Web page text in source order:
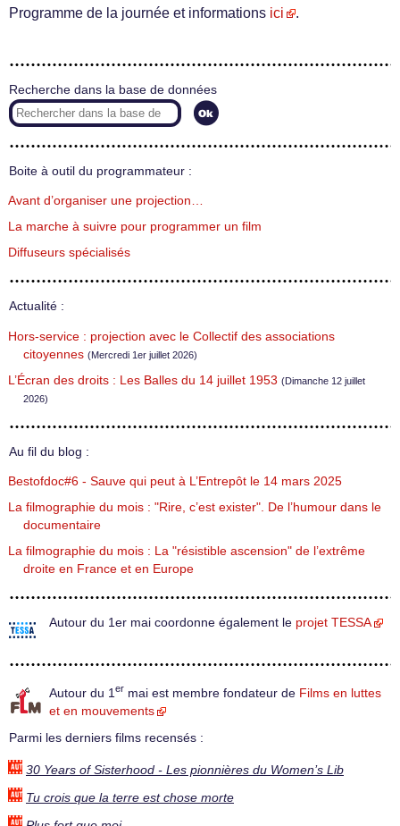
Programme de la journée et informations ici .
Recherche dans la base de données
Boite à outil du programmateur :
Avant d’organiser une projection…
La marche à suivre pour programmer un film
Diffuseurs spécialisés
Actualité :
Hors-service : projection avec le Collectif des associations
citoyennes (Mercredi 1er juillet 2026)
L’Écran des droits : Les Balles du 14 juillet 1953 (Dimanche 12 juillet
2026)
Au fil du blog :
Bestofdoc#6 - Sauve qui peut à L’Entrepôt le 14 mars 2025
La filmographie du mois : "Rire, c’est exister". De l’humour dans le
documentaire
La filmographie du mois : La "résistible ascension" de l’extrême
droite en France et en Europe
Autour du 1er mai coordonne également le projet TESSA
Autour du 1 er mai est membre fondateur de Films en luttes
et en mouvements
Parmi les derniers films recensés :
30 Years of Sisterhood - Les pionnières du Women’s Lib
Tu crois que la terre est chose morte